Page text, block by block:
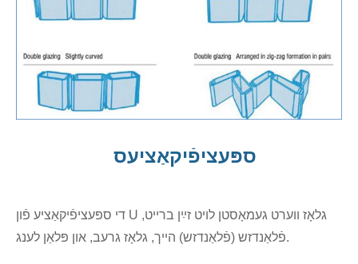
ספּעציפֿיקאַציעס
די ספּעציפֿיקאַציע פֿון U גלאָז ווערט געמאָסטן לויט זײַן ברייט,
פֿלאַנדזש (פֿלאַנדזש) הייך, גלאָז גרעב, און פּלאַן לענג.